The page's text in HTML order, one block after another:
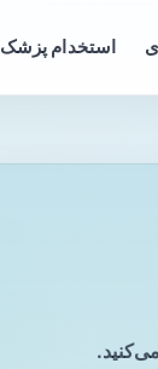
استخدام پزشک